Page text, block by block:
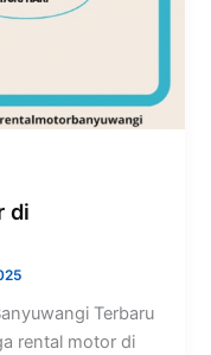
di
Terbaru
rental motor di